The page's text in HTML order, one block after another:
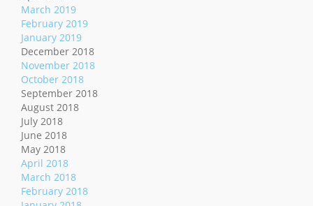
March 2019
February 2019
January 2019
December 2018
November 2018
October 2018
September 2018
August 2018
July 2018
June 2018
May 2018
April 2018
March 2018
February 2018